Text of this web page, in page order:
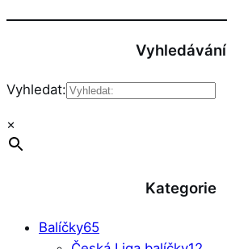
Vyhledávání
Vyhledat:
×
Kategorie
Balíčky65